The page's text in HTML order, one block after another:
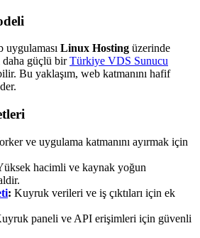
uygulaması Linux Hosting üzerinde
daha güçlü birTürkiye VDS Sunucu
Bu yaklaşım, web katmanını hafif
ve uygulama katmanını ayırmak için
hacimli ve kaynak yoğun
: Kuyruk verileri ve iş çıktıları için ek
paneli ve API erişimleri için güvenli